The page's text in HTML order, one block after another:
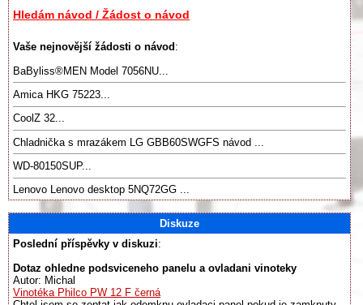
Hledám návod / Žádost o návod
Vaše nejnovější žádosti o návod :
BaByliss®️MEN Model 7056NU...
Amica HKG 75223...
CoolZ 32...
Chladnička s mrazákem LG GBB60SWGFS návod ...
WD-80150SUP...
Lenovo Lenovo desktop 5NQ72GG ...
Diskuze
Poslední příspěvky v diskuzi:
Dotaz ohledne podsviceneho panelu a ovladani vinoteky
Autor: Michal
Vinotéka Philco PW 12 F černá